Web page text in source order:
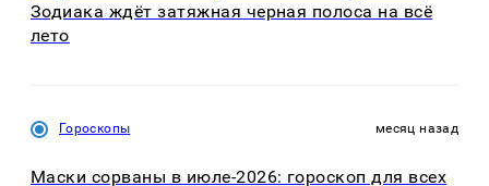
Зодиака ждёт затяжная черная полоса на всё
лето
Гороскопы месяц назад
Маски сорваны в июле-2026: гороскоп для всех